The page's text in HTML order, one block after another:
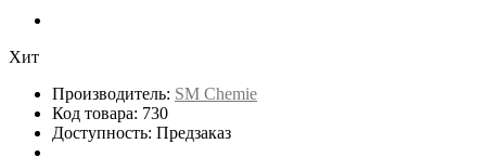
Хит
Производитель: SM Chemie
Код товара: 730
Доступность: Предзаказ